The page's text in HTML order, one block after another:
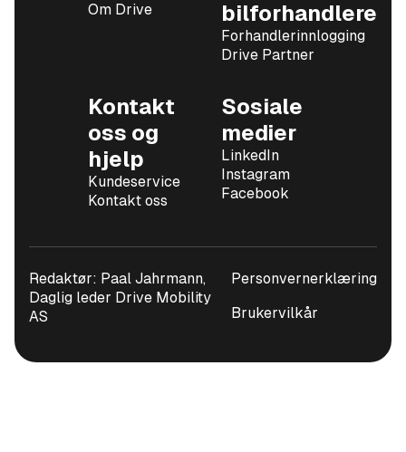
Om Drive
bilforhandlere
Forhandlerinnlogging
Drive Partner
Kontakt
oss og
hjelp
Kundeservice
Kontakt oss
Sosiale
medier
LinkedIn
Instagram
Facebook
Redaktør: Paal Jahrmann,
Daglig leder Drive Mobility
AS
Personvernerklæring
Brukervilkår